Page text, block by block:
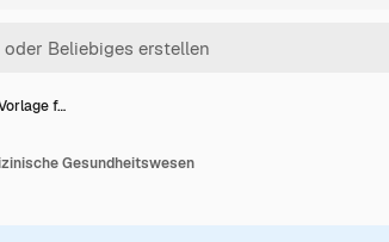
f…
Gesundheitswesen